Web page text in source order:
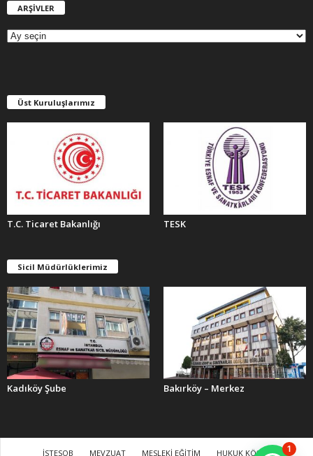
ARŞİVLER
E
R
Üst Kuruluşlarımız
T.C. Ticaret Bakanlığı TESK
Sicil Müdürlüklerimiz
Kadıköy Şube Bakırköy – Merkez
İSTESOB MEVZUAT MESLEKİ EĞİTİM HUKUK KÖŞESİ 1